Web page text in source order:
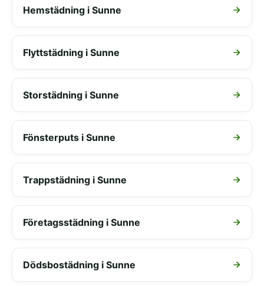
Hemstädning i Sunne
Flyttstädning i Sunne
Storstädning i Sunne
Fönsterputs i Sunne
Trappstädning i Sunne
Företagsstädning i Sunne
Dödsbostädning i Sunne